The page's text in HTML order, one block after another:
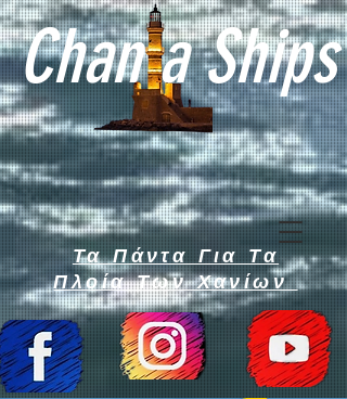
Chan a Ships
Τα Πάντα Για Τα
Πλοία Των Χανίων